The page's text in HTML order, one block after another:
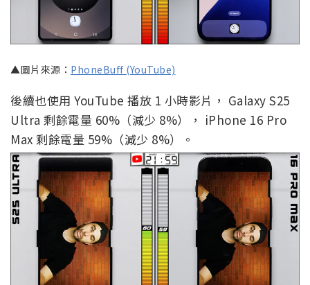
▲圖片來源： PhoneBuff (YouTube)
後續也使用 YouTube 播放 1 小時影片， Galaxy S25
Ultra 剩餘電量 60%（減少 8%）， iPhone 16 Pro
Max 剩餘電量 59%（減少 8%）。